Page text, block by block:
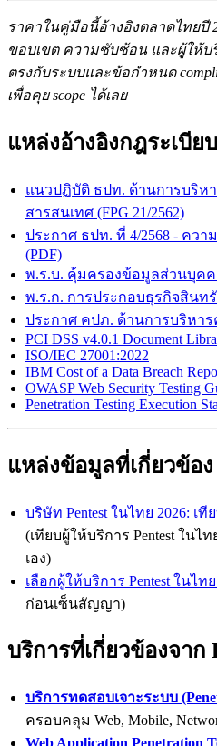
ราคาในคู่มือนี้อ้างอิงตลาดไทยปี
ขอบเขต ความซับซ้อน และผู้ให้บ
ตรงกับระบบและข้อกำหนด
เพื่อคุย scope ได้เลย
แหล่งอ้างอิงกฎระเบี
แนวปฏิบัติ ธปท. ด้านการบริห
สารสนเทศ (FPG 21/2562)
ประกาศ ธปท. ที่ 4/2568 - ควา
(PDF)
พ.ร.บ. คุ้มครองข้อมูลส่วนบุคค
พ.ร.ก. การประกอบธุรกิจสินท
ประกาศ คปภ. ด้านการบริหาร
PCI DSS v4.0.1 Document
ISO/IEC 27001:2022
IBM Cost of a Data Breach
OWASP Web Security Testing
Penetration Testing Execution
แหล่งข้อมูลที่เกี่ยวข้อง
บริษัท Pentest ในไทย 2026: เ
(เทียบผู้ให้บริการ Pentest ในไ
เอง)
เลือกผู้ให้บริการ Pentest ในไท
ก่อนเซ็นสัญญา)
บริการที่เกี่ยวข้องจาก
บริการทดสอบเจาะระบบ
ครอบคลุม Web, Mobile,